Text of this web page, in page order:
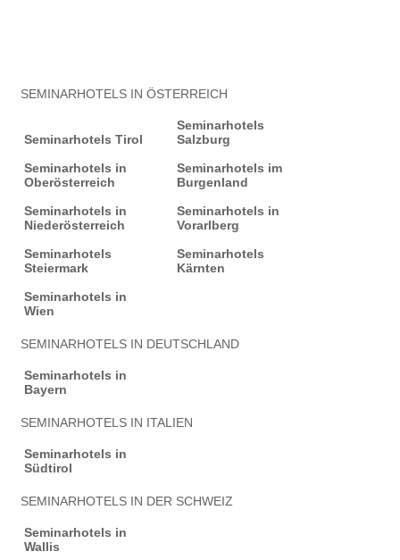
SEMINARHOTELS IN ÖSTERREICH
Seminarhotels Tirol
Seminarhotels
Salzburg
Seminarhotels in
Oberösterreich
Seminarhotels im
Burgenland
Seminarhotels in
Niederösterreich
Seminarhotels in
Vorarlberg
Seminarhotels
Steiermark
Seminarhotels
Kärnten
Seminarhotels in
Wien
SEMINARHOTELS IN DEUTSCHLAND
Seminarhotels in
Bayern
SEMINARHOTELS IN ITALIEN
Seminarhotels in
Südtirol
SEMINARHOTELS IN DER SCHWEIZ
Seminarhotels in
Wallis